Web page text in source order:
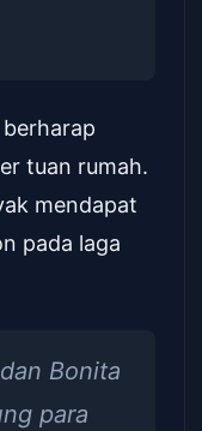
tuan rumah.
mendapat
pada laga
Bonita
para